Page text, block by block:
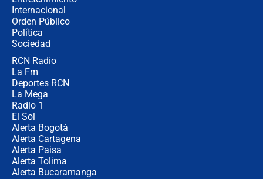
Internacional
Orden Público
Política
Sociedad
RCN Radio
La Fm
Deportes RCN
La Mega
Radio 1
El Sol
Alerta Bogotá
Alerta Cartagena
Alerta Paisa
Alerta Tolima
Alerta Bucaramanga